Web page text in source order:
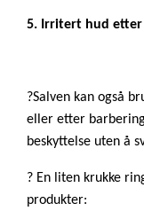
5. Irritert hud etter
?Salven kan også
eller etter
beskyttelse uten å
? En liten krukke
produkter: